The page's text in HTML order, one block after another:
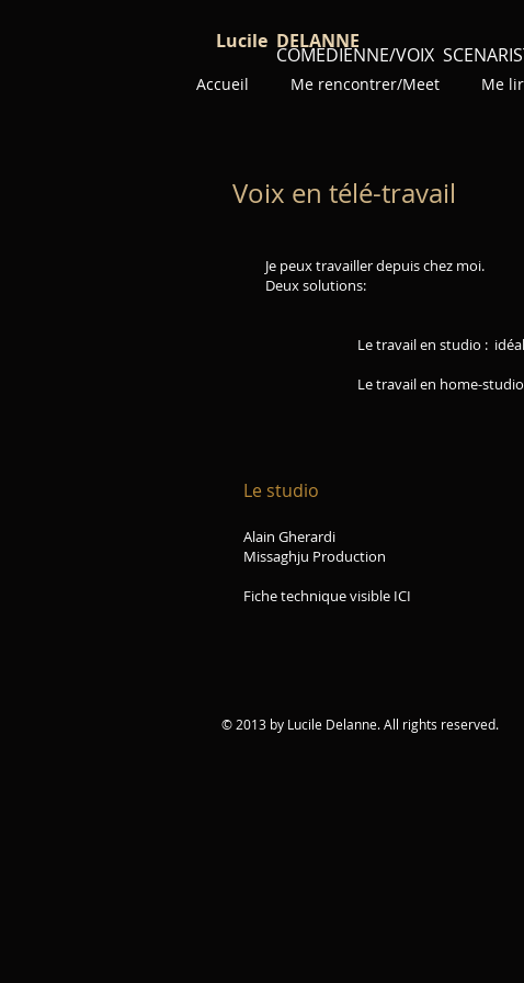
Lucile DELANNE
COMEDIENNE/VOIX
Accueil Me rencontrer/Meet Me
Voix en télé-travail
Je peux travailler depuis chez moi.
Deux solutions:
Le travail en studio : idéal
Le travail en home-studio : idéal
Le studio​
Alain Gherardi
Missaghju Production
Fiche technique visible ICI
© 2013 by Lucile Delanne. All rights reserved.